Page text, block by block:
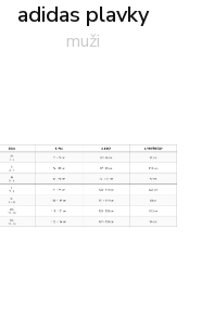
adidas plavky
muži